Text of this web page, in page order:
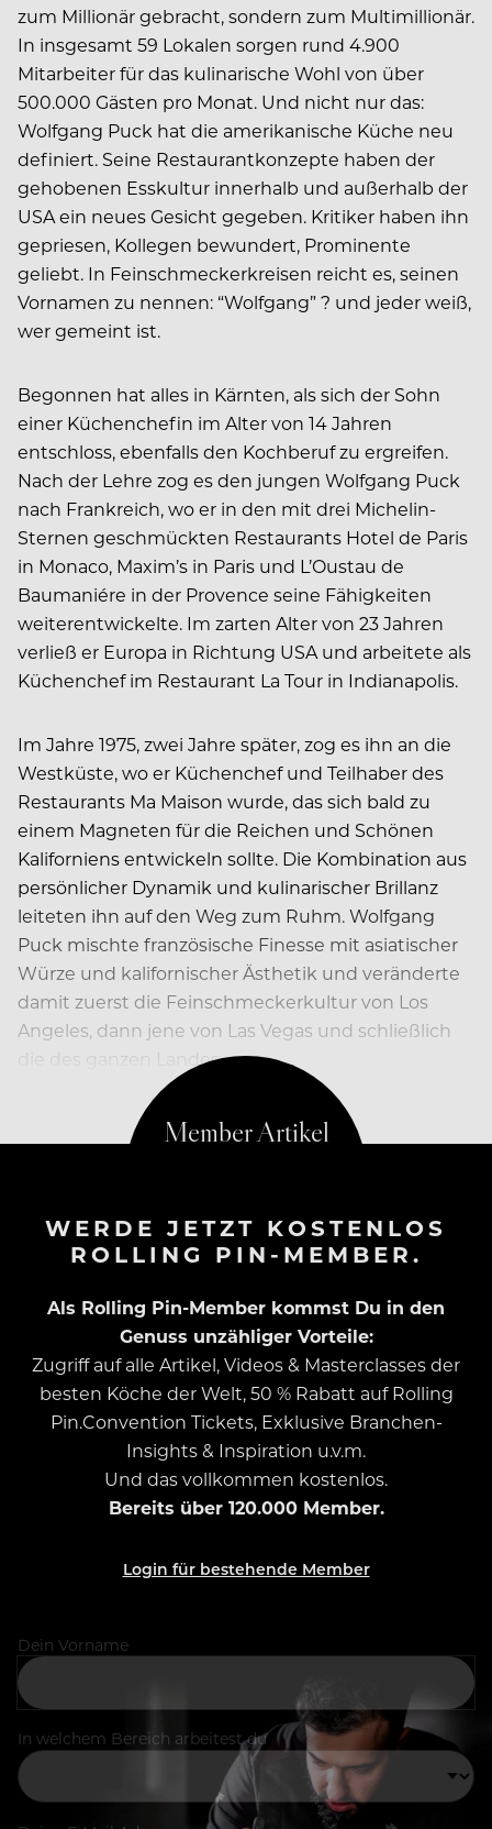
zum Millionär gebracht, sondern zum Multimillionär.
In insgesamt 59 Lokalen sorgen rund 4.900
Mitarbeiter für das kulinarische Wohl von über
500.000 Gästen pro Monat. Und nicht nur das:
Wolfgang Puck hat die amerikanische Küche neu
definiert. Seine Restaurantkonzepte haben der
gehobenen Esskultur innerhalb und außerhalb der
USA ein neues Gesicht gegeben. Kritiker haben ihn
gepriesen, Kollegen bewundert, Prominente
geliebt. In Feinschmeckerkreisen reicht es, seinen
Vornamen zu nennen: “Wolfgang” ? und jeder weiß,
wer gemeint ist.
Begonnen hat alles in Kärnten, als sich der Sohn
einer Küchenchefin im Alter von 14 Jahren
entschloss, ebenfalls den Kochberuf zu ergreifen.
Nach der Lehre zog es den jungen Wolfgang Puck
nach Frankreich, wo er in den mit drei Michelin-
Sternen geschmückten Restaurants Hotel de Paris
in Monaco, Maxim’s in Paris und L’Oustau de
Baumaniére in der Provence seine Fähigkeiten
weiterentwickelte. Im zarten Alter von 23 Jahren
verließ er Europa in Richtung USA und arbeitete als
Küchenchef im Restaurant La Tour in Indianapolis.
Im Jahre 1975, zwei Jahre später, zog es ihn an die
Westküste, wo er Küchenchef und Teilhaber des
Restaurants Ma Maison wurde, das sich bald zu
einem Magneten für die Reichen und Schönen
Kaliforniens entwickeln sollte. Die Kombination aus
persönlicher Dynamik und kulinarischer Brillanz
leiteten ihn auf den Weg zum Ruhm. Wolfgang
Puck mischte französische Finesse mit asiatischer
Würze und kalifornischer Ästhetik und veränderte
damit zuerst die Feinschmeckerkultur von Los
Angeles, dann jene von Las Vegas und schließlich
die des ganzen Landes.
WERDE JETZT KOSTENLOS
ROLLING PIN-MEMBER.
Als Rolling Pin-Member kommst Du in den
Genuss unzähliger Vorteile:
Zugriff auf alle Artikel, Videos & Masterclasses der
besten Köche der Welt, 50 % Rabatt auf Rolling
Pin.Convention Tickets, Exklusive Branchen-
Insights & Inspiration u.v.m.
Und das vollkommen kostenlos.
Bereits über 120.000 Member.
Login für bestehende Member
Dein Vorname
In welchem Bereich arbeitest du